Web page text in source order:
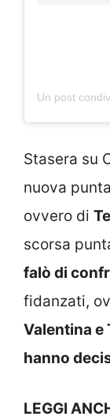
Stasera su
nuova
ovvero di
scorsa
falò di
fidanzati,
Valentina e
hanno
LEGGI